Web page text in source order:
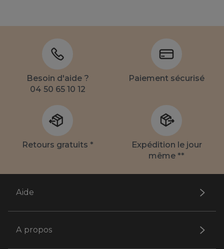
Besoin d'aide ?
04 50 65 10 12
Paiement sécurisé
Retours gratuits *
Expédition le jour
même **
Aide
A propos